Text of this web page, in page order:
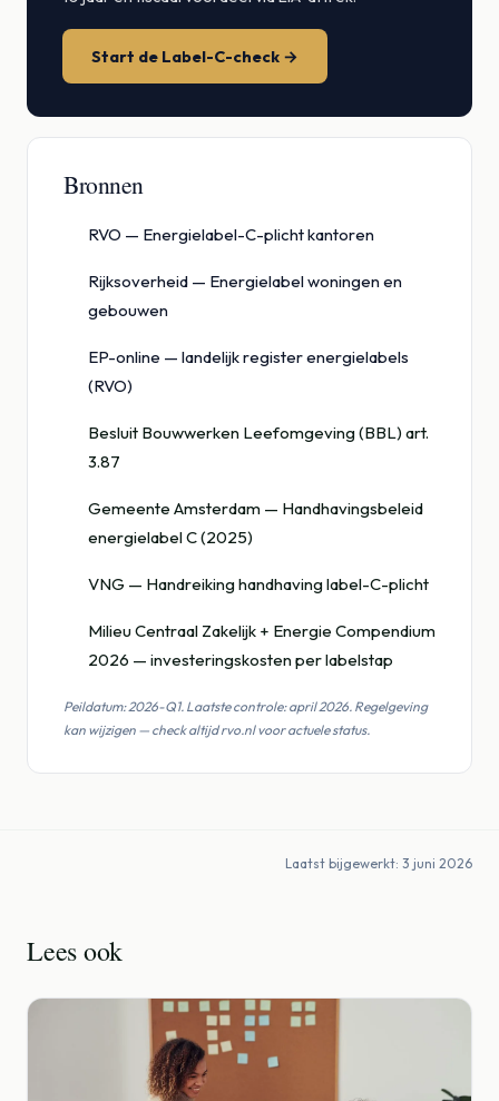
Start de Label-C-check →
Bronnen
RVO — Energielabel-C-plicht kantoren
Rijksoverheid — Energielabel woningen en
gebouwen
EP-online — landelijk register energielabels
(RVO)
Besluit Bouwwerken Leefomgeving (BBL) art.
3.87
Gemeente Amsterdam — Handhavingsbeleid
energielabel C (2025)
VNG — Handreiking handhaving label-C-plicht
Milieu Centraal Zakelijk + Energie Compendium
2026 — investeringskosten per labelstap
Peildatum: 2026-Q1. Laatste controle: april 2026. Regelgeving
kan wijzigen — check altijd rvo.nl voor actuele status.
Laatst bijgewerkt: 3 juni 2026
Lees ook